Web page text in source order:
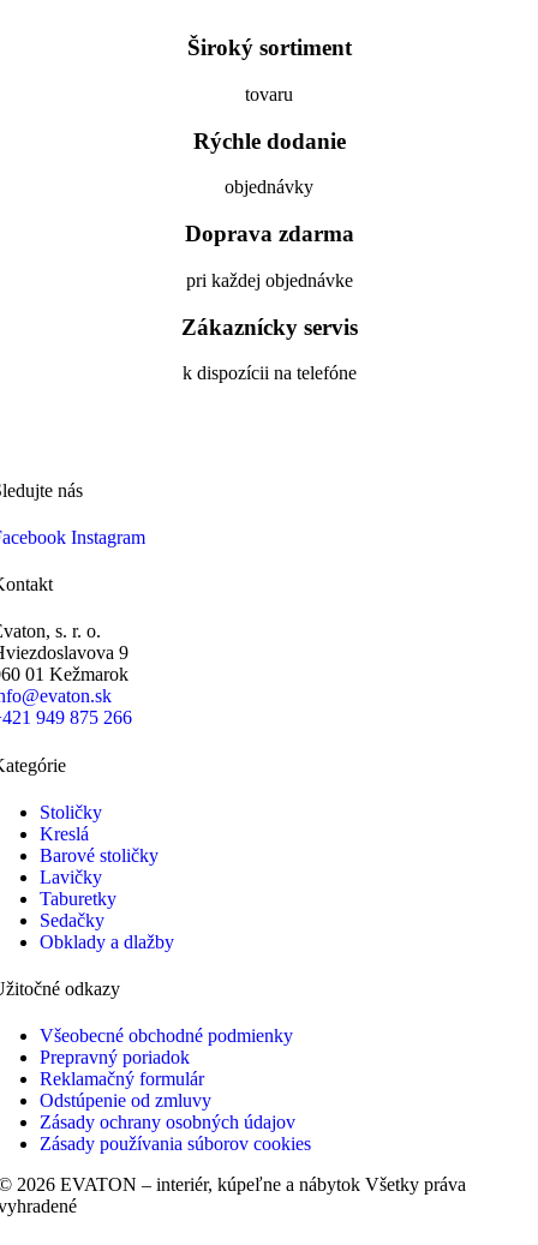
Široký sortiment
tovaru
Rýchle dodanie
objednávky
Doprava zdarma
pri každej objednávke
Zákaznícky servis
k dispozícii na telefóne
nás
Instagram
s. r. o.
9
01 Kežmarok
949 875 266
Stoličky
Kreslá
Barové stoličky
Lavičky
Taburetky
Sedačky
Obklady a dlažby
odkazy
Všeobecné obchodné podmienky
Prepravný poriadok
Reklamačný formulár
Odstúpenie od zmluvy
Zásady ochrany osobných údajov
Zásady používania súborov cookies
2026 EVATON – interiér, kúpeľne a nábytok Všetky práva